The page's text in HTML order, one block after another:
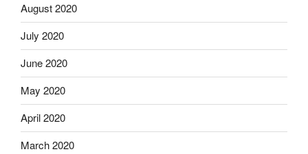
August 2020
July 2020
June 2020
May 2020
April 2020
March 2020